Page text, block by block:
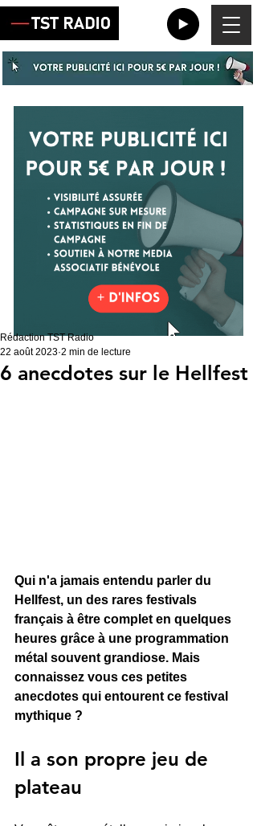
6 anecdotes sur le Hellfest
Rédaction TST Radio
22 août 2023 2 min de lecture
Qui n'a jamais entendu parler du
Hellfest, un des rares festivals
français à être complet en quelques
heures grâce à une programmation
métal souvent grandiose. Mais
connaissez vous ces petites
anecdotes qui entourent ce festival
mythique ?
Il a son propre jeu de
plateau